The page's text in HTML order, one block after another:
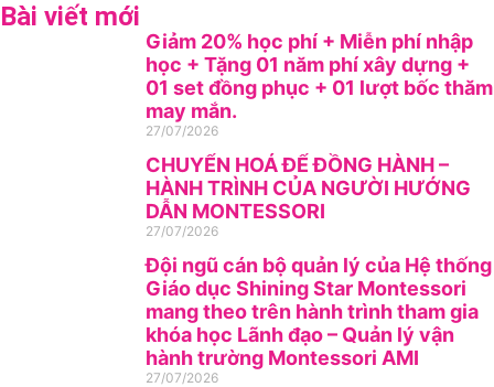
Bài viết mới
Giảm 20% học phí + Miễn phí nhập
học + Tặng 01 năm phí xây dựng +
01 set đồng phục + 01 lượt bốc thăm
may mắn.
27/07/2026
CHUYỂN HOÁ ĐỂ ĐỒNG HÀNH –
HÀNH TRÌNH CỦA NGƯỜI HƯỚNG
DẪN MONTESSORI
27/07/2026
Đội ngũ cán bộ quản lý của Hệ thống
Giáo dục Shining Star Montessori
mang theo trên hành trình tham gia
khóa học Lãnh đạo – Quản lý vận
hành trường Montessori AMI
27/07/2026